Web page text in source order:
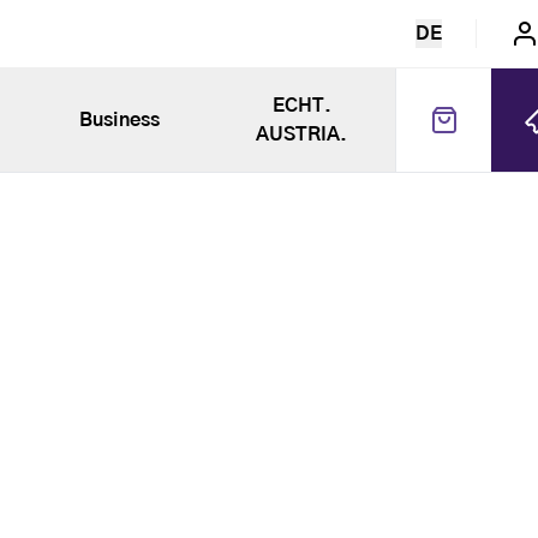
Business
ECHT.
AUSTRIA.
DE